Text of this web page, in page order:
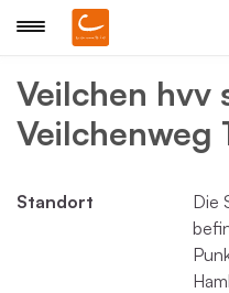
Veilchen hvv
Veilchenweg
Standort
Die